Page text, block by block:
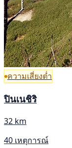
ความเสี่ยงต่ำ
ปินเนชิริ
32 km
40 เหตุการณ์